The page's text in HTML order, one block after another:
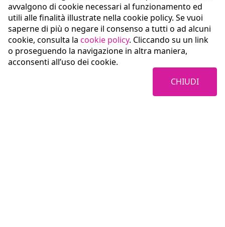
avvalgono di cookie necessari al funzionamento ed
utili alle finalità illustrate nella cookie policy. Se vuoi
saperne di più o negare il consenso a tutti o ad alcuni
cookie, consulta la cookie policy. Cliccando su un link
o proseguendo la navigazione in altra maniera,
acconsenti all’uso dei cookie.
CHIUDI